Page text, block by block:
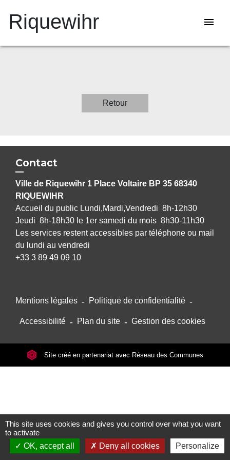
Riquewihr menu
Retour
Contact
Ville de Riquewihr 1 Place Voltaire BP 35 68340
RIQUEWIHR
Accueil du public Lundi,Mardi,Vendredi 8h-12h30
Jeudi 8h-18h30 le 1er samedi du mois 8h30-11h30
Les services restent accessibles par téléphone ou mail
du lundi au vendredi
+33 3 89 49 09 10
Mentions légales - Politique de confidentialité -
Accessibilité - Plan du site - Gestion des cookies
Site créé en partenariat avec Réseau des Communes
This site uses cookies and gives you control over what you want
to activate
OK, accept all
Deny all cookies Personalize